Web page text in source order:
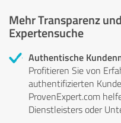
Mehr Transparenz
Expertensuche
Authentische
Profitieren Sie von
authentifizierten
ProvenExpert.com
Dienstleisters oder